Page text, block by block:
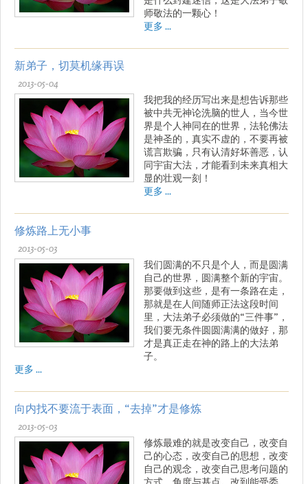
师敬法的一颗心！
更多 ...
新弟子，切莫机缘再误
2013-05-04
我把我的经历写出来是想告诉那些
被中共无神论洗脑的世人，当今世
界是个人神同在的世界，法轮佛法
是神圣的，真实不虚的，不要再被
谎言欺骗，只有认清好坏善恶，认
同宇宙大法，才能看到未来真相大
显的壮观一刻！
更多 ...
修炼路上无小事
2013-05-03
我们圆满的不只是个人，而是圆满
自己的世界，圆满整个新的宇宙。
那要做到这些，是有一条路在走，
那就是在人间随师正法这段时间
里，大法弟子必须做的“三件事”，
我们要无条件圆圆满满的做好，那
才是真正走在神的路上的大法弟
子。
更多 ...
向内找不要流于表面，“去掉”才是修炼
2013-05-03
修炼最难的就是改变自己，改变自
己的心态，改变自己的思想，改变
自己的观念，改变自己思考问题的